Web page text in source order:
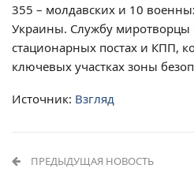
355 – молдавских и 10
Украины. Службу миротворцы
стационарных постах и КПП,
ключевых участках зоны
Источник: Взгляд
ПРЕДЫДУЩАЯ НОВОСТЬ